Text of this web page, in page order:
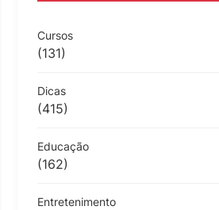
Cursos
(131)
Dicas
(415)
Educação
(162)
Entretenimento